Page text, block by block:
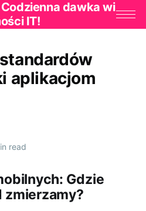
dawka wi
IT!
aplikacjom
read
Gdzie
zmierzamy?